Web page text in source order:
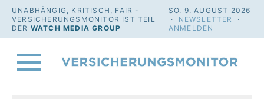
UNABHÄNGIG, KRITISCH, FAIR -
VERSICHERUNGSMONITOR IST TEIL
DER WATCH MEDIA GROUP
SO. 9. AUGUST 2026
· NEWSLETTER
·
ANMELDEN